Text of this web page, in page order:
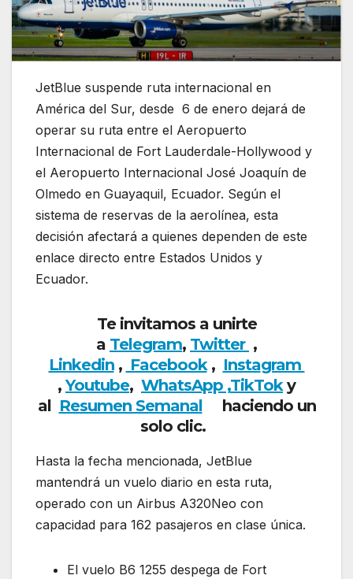
JetBlue suspende ruta internacional en
América del Sur, desde 6 de enero dejará de
operar su ruta entre el Aeropuerto
Internacional de Fort Lauderdale-Hollywood y
el Aeropuerto Internacional José Joaquín de
Olmedo en Guayaquil, Ecuador. Según el
sistema de reservas de la aerolínea, esta
decisión afectará a quienes dependen de este
enlace directo entre Estados Unidos y
Ecuador.
Te invitamos a unirte
a Telegram, Twitter ,
Linkedin, Facebook, Instagram
,Youtube, WhatsApp ,TikToky
al Resumen Semanalhaciendo un
solo clic.
Hasta la fecha mencionada, JetBlue
mantendrá un vuelo diario en esta ruta,
operado con un Airbus A320Neo con
capacidad para 162 pasajeros en clase única.
El vuelo B6 1255 despega de Fort